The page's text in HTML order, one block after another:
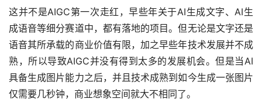
这并不是AIGC第一次走红，早些年关于AI生成文字、AI生
成语音等细分赛道中，都有落地的项目。但无论是文字还是
语音其所承载的商业价值有限，加之早些年技术发展并不成
熟，所以导致AIGC并没有得到太多的发展机会。但是当AI
具备生成图片能力之后，并且技术成熟到如今生成一张图片
仅需要几秒钟，商业想象空间就大不相同了。